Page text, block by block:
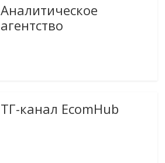
Аналитическое
агентство
ТГ-канал EcomHub